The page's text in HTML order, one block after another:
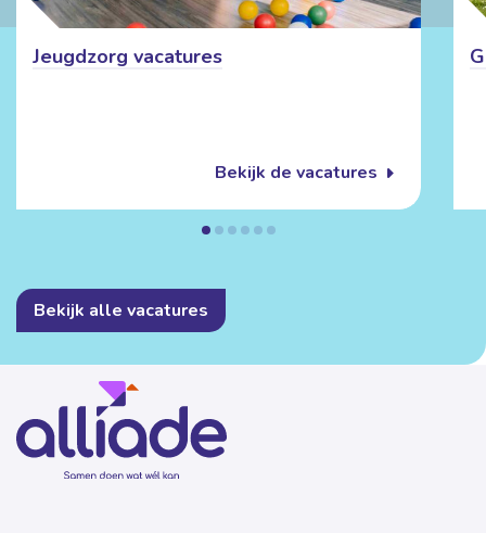
Jeugdzorg vacatures
Bekijk de vacatures
Bekijk alle vacatures